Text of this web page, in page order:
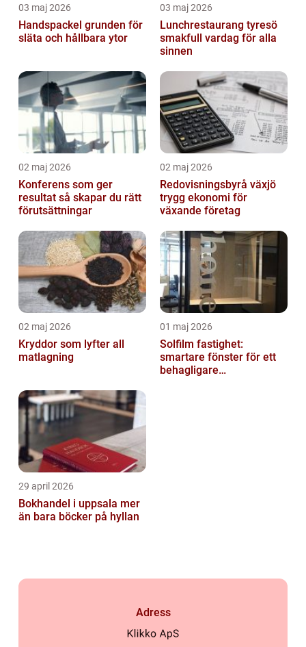
03 maj 2026
Handspackel grunden för
släta och hållbara ytor
03 maj 2026
Lunchrestaurang tyresö
smakfull vardag för alla
sinnen
02 maj 2026
Konferens som ger
resultat så skapar du rätt
förutsättningar
02 maj 2026
Redovisningsbyrå växjö
trygg ekonomi för
växande företag
02 maj 2026
Kryddor som lyfter all
matlagning
01 maj 2026
Solfilm fastighet:
smartare fönster för ett
behagligare
29 april 2026
Bokhandel i uppsala mer
än bara böcker på hyllan
Adress